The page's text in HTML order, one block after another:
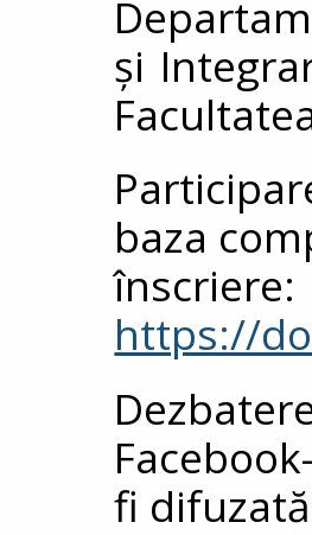
și
baza
înscriere:
https://
fi